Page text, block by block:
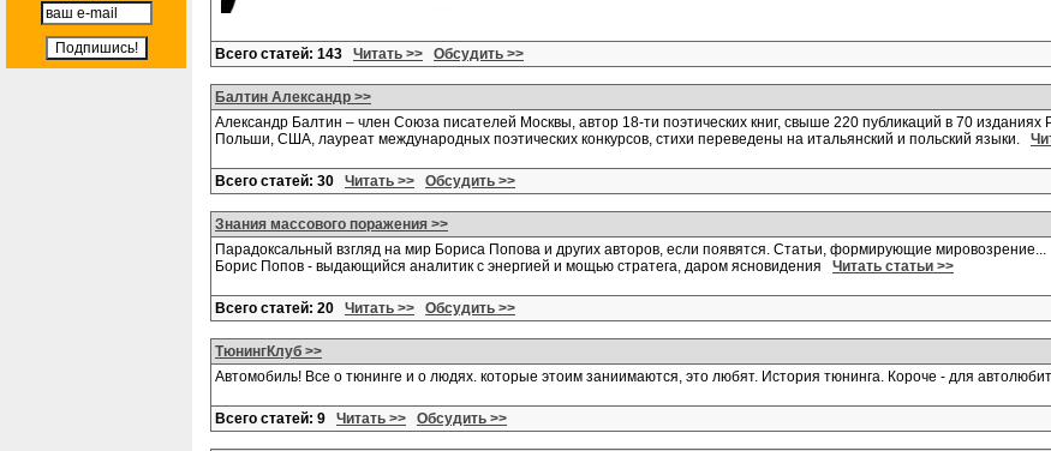
Всего статей: 143 Читать >> Обсудить >>
Балтин Александр >>
Александр Балтин – член Союза писателей Москвы, автор 18-ти поэтических книг, свыше 220 публикаций в 70
Польши, США, лауреат международных поэтических конкурсов, стихи переведены на итальянский и польский языки.
Всего статей: 30 Читать >> Обсудить >>
Знания массового поражения >>
Парадоксальный взгляд на мир Бориса Попова и других авторов, если появятся. Статьи, формирующие мировозрение...
Борис Попов - выдающийся аналитик с энергией и мощью стратега, даром ясновидения Читать статьи >>
Всего статей: 20 Читать >> Обсудить >>
ТюнингКлуб >>
Автомобиль! Все о тюнинге и о людях. которые этоим заниимаются, это любят. История тюнинга. Короче - для
Всего статей: 9 Читать >> Обсудить >>